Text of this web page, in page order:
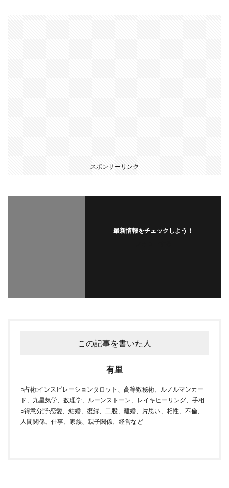
スポンサーリンク
最新情報をチェックしよう！
この記事を書いた人
有里
○占術:インスピレーションタロット、高等数秘術、ルノルマンカー
ド、九星気学、数理学、ルーンストーン、レイキヒーリング、手相
○得意分野:恋愛、結婚、復縁、二股、離婚、片思い、相性、不倫、
人間関係、仕事、家族、親子関係、経営など